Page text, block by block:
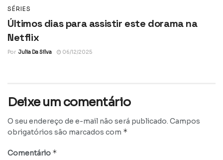
SÉRIES
Últimos dias para assistir este dorama na
Netflix
Por Julia Da Silva 06/12/2025
Deixe um comentário
O seu endereço de e-mail não será publicado. Campos
obrigatórios são marcados com *
Comentário *